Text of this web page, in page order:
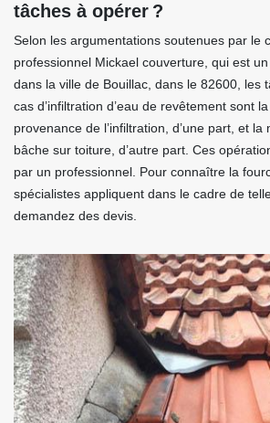
tâches à opérer ?
Selon les argumentations soutenues par le
professionnel Mickael couverture, qui est
dans la ville de Bouillac, dans le 82600, les
cas d’infiltration d’eau de revêtement sont
provenance de l’infiltration, d’une part, et la
bâche sur toiture, d’autre part. Ces
par un professionnel. Pour connaître la
spécialistes appliquent dans le cadre de
demandez des devis.